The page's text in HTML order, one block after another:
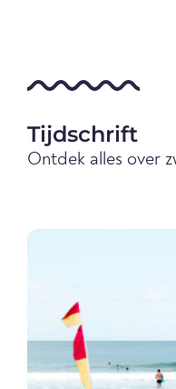
Tijdschrift
Ontdek alles over